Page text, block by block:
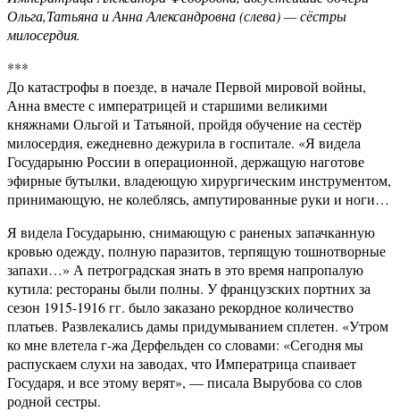
Ольга,Татьяна и Анна Александровна (слева) — сёстры
милосердия.
***
До катастрофы в поезде, в начале Первой мировой войны,
Анна вместе с императрицей и старшими великими
княжнами Ольгой и Татьяной, пройдя обучение на сестёр
милосердия, ежедневно дежурила в госпитале. «Я видела
Государыню России в операционной, держащую наготове
эфирные бутылки, владеющую хирургическим инструментом,
принимающую, не колеблясь, ампутированные руки и ноги…
Я видела Государыню, снимающую с раненых запачканную
кровью одежду, полную паразитов, терпящую тошнотворные
запахи…» А петроградская знать в это время напропалую
кутила: рестораны были полны. У французских портних за
сезон 1915-1916 гг. было заказано рекордное количество
платьев. Развлекались дамы придумыванием сплетен. «Утром
ко мне влетела г-жа Дерфельден со словами: «Сегодня мы
распускаем слухи на заводах, что Императрица спаивает
Государя, и все этому верят», — писала Вырубова со слов
родной сестры.